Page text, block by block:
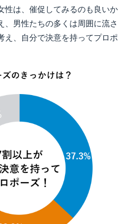
性は、催促してみるのも良いか
、男性たちの多くは周囲に流さ
え、自分で決意を持ってプロポ